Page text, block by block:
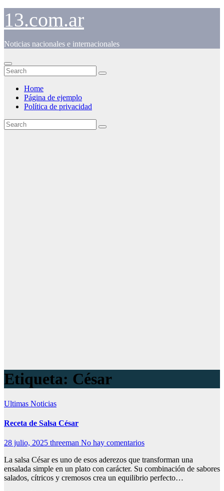
Skip
content
13.com.ar
Noticias nacionales e internacionales
Home
Página de ejemplo
Política de privacidad
Etiqueta: César
Ultimas Noticias
Receta de Salsa César
28 julio, 2025 threeman No hay comentarios
La salsa César es uno de esos aderezos que transforman una
ensalada simple en un plato con carácter. Su combinación de sabores
salados, cítricos y cremosos crea un equilibrio perfecto…